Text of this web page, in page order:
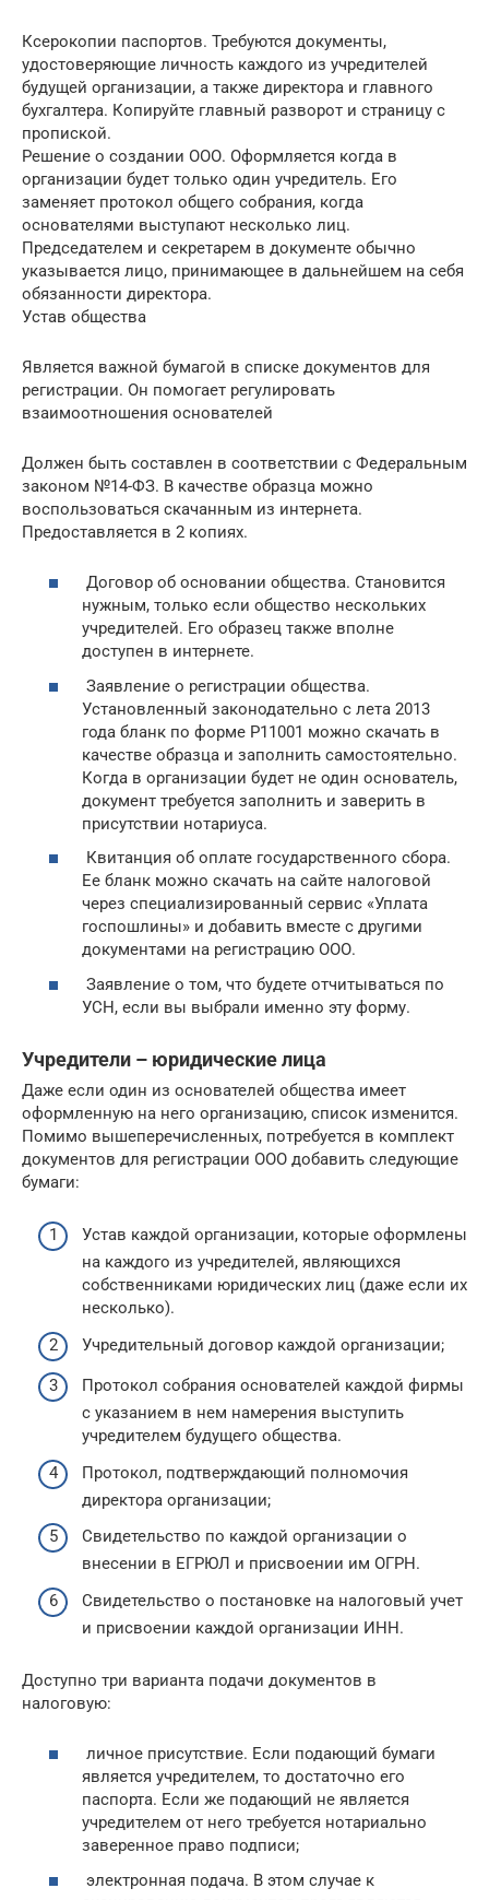
Ксерокопии паспортов. Требуются документы,
удостоверяющие личность каждого из учредителей
будущей организации, а также директора и главного
бухгалтера. Копируйте главный разворот и страницу с
пропиской.
Решение о создании ООО. Оформляется когда в
организации будет только один учредитель. Его
заменяет протокол общего собрания, когда
основателями выступают несколько лиц.
Председателем и секретарем в документе обычно
указывается лицо, принимающее в дальнейшем на себя
обязанности директора.
Устав общества
Является важной бумагой в списке документов для
регистрации. Он помогает регулировать
взаимоотношения основателей
Должен быть составлен в соответствии с Федеральным
законом №14-ФЗ. В качестве образца можно
воспользоваться скачанным из интернета.
Предоставляется в 2 копиях.
Договор об основании общества. Становится
нужным, только если общество нескольких
учредителей. Его образец также вполне
доступен в интернете.
Заявление о регистрации общества.
Установленный законодательно с лета 2013
года бланк по форме Р11001 можно скачать в
качестве образца и заполнить самостоятельно.
Когда в организации будет не один основатель,
документ требуется заполнить и заверить в
присутствии нотариуса.
Квитанция об оплате государственного сбора.
Ее бланк можно скачать на сайте налоговой
через специализированный сервис «Уплата
госпошлины» и добавить вместе с другими
документами на регистрацию ООО.
Заявление о том, что будете отчитываться по
УСН, если вы выбрали именно эту форму.
Учредители – юридические лица
Даже если один из основателей общества имеет
оформленную на него организацию, список изменится.
Помимо вышеперечисленных, потребуется в комплект
документов для регистрации ООО добавить следующие
бумаги:
Устав каждой организации, которые оформлены
на каждого из учредителей, являющихся
собственниками юридических лиц (даже если их
несколько).
Учредительный договор каждой организации;
Протокол собрания основателей каждой фирмы
с указанием в нем намерения выступить
учредителем будущего общества.
Протокол, подтверждающий полномочия
директора организации;
Свидетельство по каждой организации о
внесении в ЕГРЮЛ и присвоении им ОГРН.
Свидетельство о постановке на налоговый учет
и присвоении каждой организации ИНН.
Доступно три варианта подачи документов в
налоговую:
личное присутствие. Если подающий бумаги
является учредителем, то достаточно его
паспорта. Если же подающий не является
учредителем от него требуется нотариально
заверенное право подписи;
электронная подача. В этом случае к